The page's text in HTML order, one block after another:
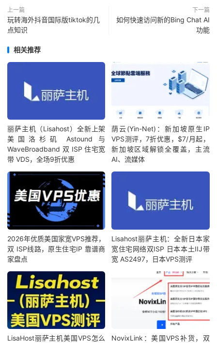
上一篇
玩转海外抖音国际版tiktok的几
点知识
下一篇
如何快速访问新的Bing Chat AI
功能
相关推荐
丽萨主机（Lisahost）全新上架
美国洛杉矶 Astound 与
WaveBroadband 双 ISP 住宅宽
带 VDS，全场9折优惠
荫云(Yin-Net)：新加坡原生IP
VPS测评，7折优惠，$7/月起，
新加坡区域解锁全覆盖，主流
AI、流媒体
2026年优质美国家宽VPS推荐，
双 ISP线路，原生住宅IP 靠谱商
家盘点
Lisahost丽萨主机：全新日本家
宽住宅网络双ISP 日本本土IIJ带
宽 AS2497，日本VPS测评
LisaHost丽萨主机美国VPS怎么
NovixLink：美国VPS补货，双